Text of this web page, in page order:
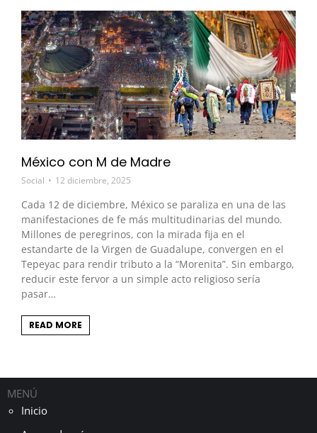
México con M de Madre
Social 12 diciembre, 2025
Cada 12 de diciembre, México se paraliza en una de las
manifestaciones de fe más multitudinarias del mundo.
Millones de peregrinos, con la mirada fija en el
estandarte de la Virgen de Guadalupe, convergen en el
Tepeyac para rendir tributo a la “Morenita”. Sin embargo,
reducir este fervor a un simple acto religioso sería
pasar…
READ MORE
MENÚ
Inicio